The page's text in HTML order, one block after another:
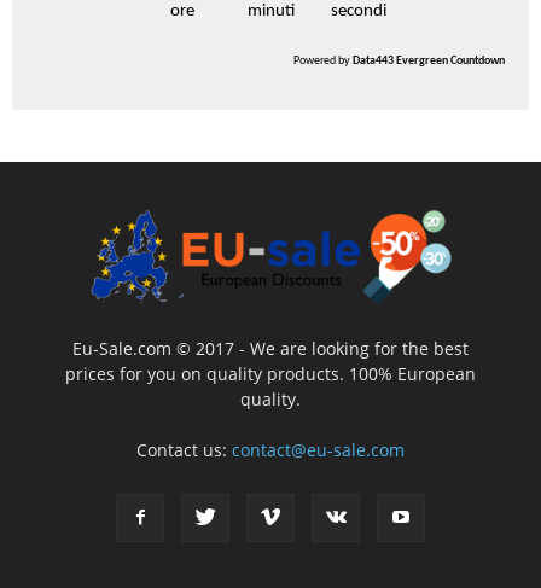
ore minuti secondi
Powered by Data443 Evergreen Countdown
Eu-Sale.com © 2017 - We are looking for the best
prices for you on quality products. 100% European
quality.
Contact us: contact@eu-sale.com